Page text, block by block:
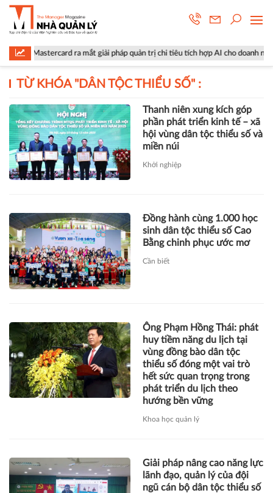
Mastercard ra mắt giải pháp quản trị chi tiêu tích hợp AI cho doanh nghiệp
TỪ KHÓA " DÂN TỘC THIỂU SỐ" :
Thanh niên xung kích góp
phần phát triển kinh tế – xã
hội vùng dân tộc thiểu số và
miền núi
Khởi nghiệp
Đồng hành cùng 1.000 học
sinh dân tộc thiểu số Cao
Bằng chinh phục ước mơ
Cần biết
Ông Phạm Hồng Thái: phát
huy tiềm năng du lịch tại
vùng đồng bào dân tộc
thiểu số đóng một vai trò
hết sức quan trọng trong
phát triển du lịch theo
hướng bền vững
Khoa học quản lý
Giải pháp nâng cao năng lực
lãnh đạo, quản lý của đội
ngũ cán bộ dân tộc thiểu số